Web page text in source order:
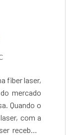
fiber laser,
mercado
Quando o
com a
receberá